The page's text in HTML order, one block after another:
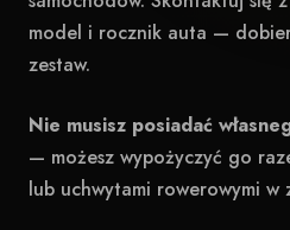
model i rocznik auta —
zestaw.
Nie musisz posiadać
— możesz wypożyczyć go
lub uchwytami rowerowymi w